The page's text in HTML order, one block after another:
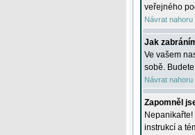
veřejného
Návrat nahoru
Jak
Ve vašem
sobě.
Návrat nahoru
Zapomněl
instrukcí a